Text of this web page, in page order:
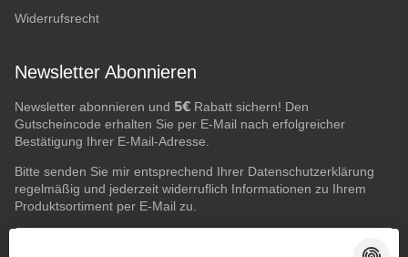
Widerrufsrecht
Newsletter Abonnieren
Newsletter abonnieren und 5€ Rabatt sichern! Den
Gutscheincode erhalten Sie per E-Mail nach erfolgreicher
Bestätigung Ihrer E-Mail-Adresse.
Bitte senden Sie mir entsprechend Ihrer Datenschutzerklärung
regelmäßig und jederzeit widerruflich Informationen zu Ihrem
Produktsortiment per E-Mail zu.
ABONNIEREN